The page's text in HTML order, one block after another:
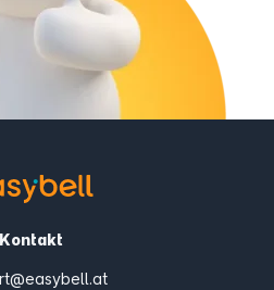
Kontakt